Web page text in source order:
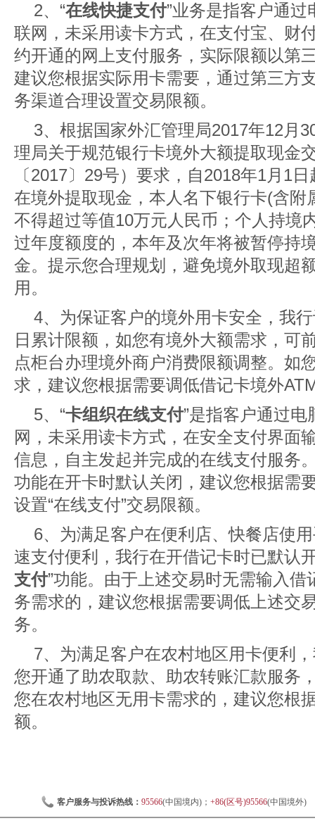
2、“在线快捷支付”业务是指客户通
联网，未采用读卡方式，在支付宝、财
约开通的网上支付服务，实际限额以第
建议您根据实际用卡需要，通过第三方
务渠道合理设置交易限额。
3、根据国家外汇管理局2017年12月
理局关于规范银行卡境外大额提取现金
〔2017〕29号）要求，自2018年1月1
在境外提取现金，本人名下银行卡(含附
不得超过等值10万元人民币；个人持境
过年度额度的，本年及次年将被暂停持
金。提示您合理规划，避免境外取现超
用。
4、为保证客户的境外用卡安全，我
日累计限额，如您有境外大额需求，可
点柜台办理境外商户消费限额调整。如
求，建议您根据需要调低借记卡境外
5、“卡组织在线支付”是指客户通过
网，未采用读卡方式，在安全支付界面
信息，自主发起并完成的在线支付服务
功能在开卡时默认关闭，建议您根据需
设置“在线支付”交易限额。
6、为满足客户在便利店、快餐店使
速支付便利，我行在开借记卡时已默认
支付”功能。由于上述交易时无需输入
务需求的，建议您根据需要调低上述交
务。
7、为满足客户在农村地区用卡便利
您开通了助农取款、助农转账汇款服务
您在农村地区无用卡需求的，建议您根
额。
客户服务与投诉热线： 95566(中国境内)； +86(区号)95566(中国境外)